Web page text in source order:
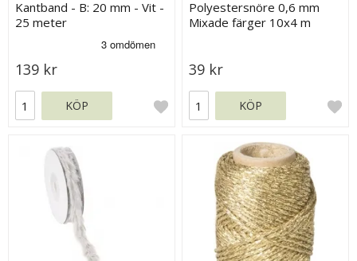
Kantband - B: 20 mm - Vit -
25 meter
139 kr
KÖP
Polyestersnöre 0,6 mm
Mixade färger 10x4 m
39 kr
KÖP